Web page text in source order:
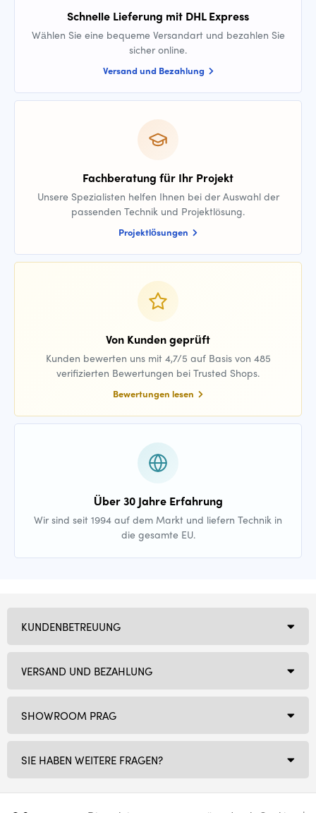
Schnelle Lieferung mit DHL Express
Wählen Sie eine bequeme Versandart und bezahlen Sie
sicher online.
Versand und Bezahlung
Fachberatung für Ihr Projekt
Unsere Spezialisten helfen Ihnen bei der Auswahl der
passenden Technik und Projektlösung.
Projektlösungen
Von Kunden geprüft
Kunden bewerten uns mit 4,7/5 auf Basis von 485
verifizierten Bewertungen bei Trusted Shops.
Bewertungen lesen
Über 30 Jahre Erfahrung
Wir sind seit 1994 auf dem Markt und liefern Technik in
die gesamte EU.
SHOWROOM PRAG
SIE HABEN WEITERE FRAGEN?
KUNDENBETREUUNG
VERSAND UND BEZAHLUNG